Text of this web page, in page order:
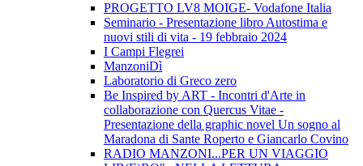
PROGETTO LV8 MOIGE- Vodafone Italia
Seminario - Presentazione libro Autostima e
nuovi stili di vita - 19 febbraio 2024
I Campi Flegrei
ManzoniDì
Laboratorio di Greco zero
Be Inspired by ART - Incontri d'Arte in
collaborazione con Quercus Vitae -
Presentazione della graphic novel Un sogno al
Maradona di Sante Roperto e Giancarlo Covino
RADIO MANZONI...PER UN VIAGGIO